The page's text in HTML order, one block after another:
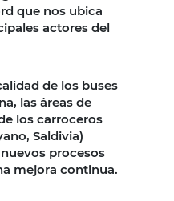
que nos ubica
actores del
de los buses
las áreas de
los carroceros
Saldivia)
procesos
mejora continua.